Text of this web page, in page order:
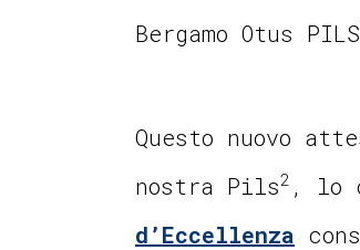
Bergamo Otus PILS
Questo nuovo
nostra Pils2 , lo
d’Eccellenza